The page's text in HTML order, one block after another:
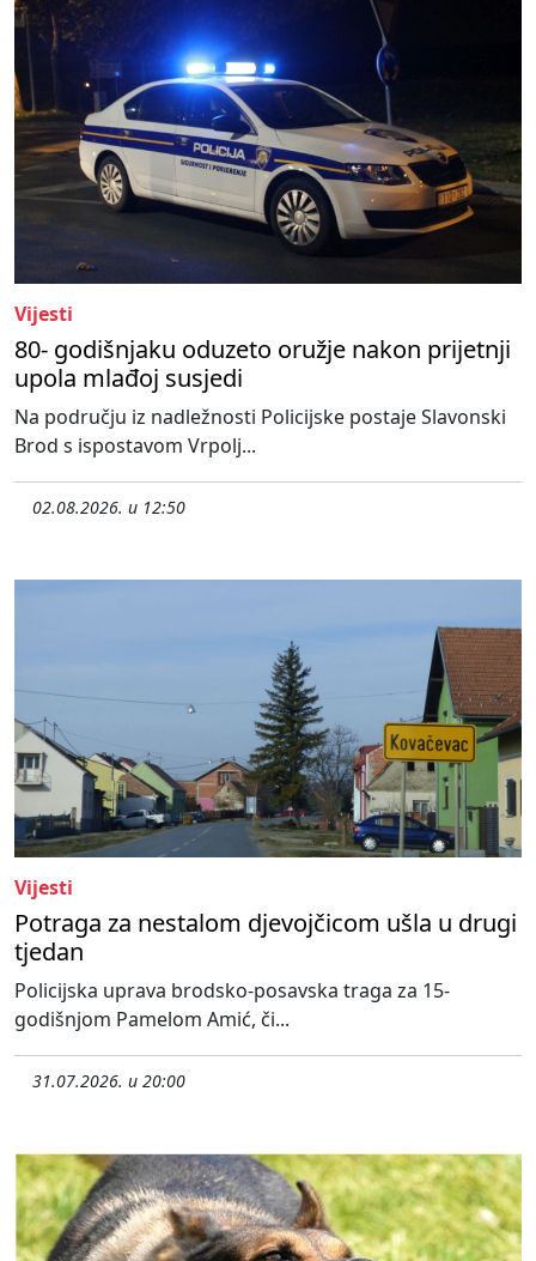
Vijesti
80- godišnjaku oduzeto oružje nakon prijetnji
upola mlađoj susjedi
Na području iz nadležnosti Policijske postaje Slavonski
Brod s ispostavom Vrpolj...
02.08.2026. u 12:50
Vijesti
Potraga za nestalom djevojčicom ušla u drugi
tjedan
Policijska uprava brodsko-posavska traga za 15-
godišnjom Pamelom Amić, či...
31.07.2026. u 20:00